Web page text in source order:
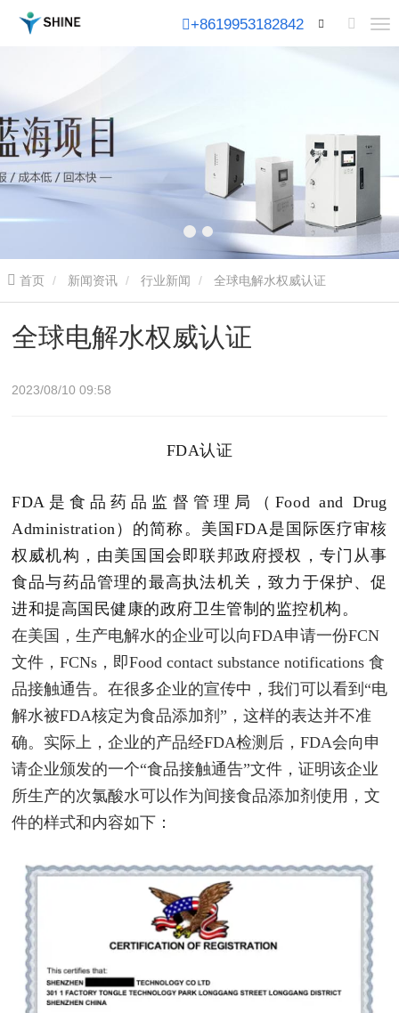
+8619953182842
首页 新闻资讯 行业新闻 全球电解水权威认证
全球电解水权威认证
2023/08/10 09:58
FDA认证
FDA是食品药品监督管理局（Food and Drug
Administration）的简称。美国FDA是国际医疗审核
权威机构，由美国国会即联邦政府授权，专门从事
食品与药品管理的最高执法机关，致力于保护、促
进和提高国民健康的政府卫生管制的监控机构。
在美国，生产电解水的企业可以向FDA申请一份FCN
文件， FCNs，即Food contact substance notifications 食
品接触通告。在很多企业的宣传中，我们可以看到“电
解水被FDA核定为食品添加剂”，这样的表达并不准
确。实际上，企业的产品经FDA检测后，FDA会向申
请企业颁发的一个“食品接触通告”文件，证明该企业
所生产的次氯酸水可以作为间接食品添加剂使用，文
件的样式和内容如下：